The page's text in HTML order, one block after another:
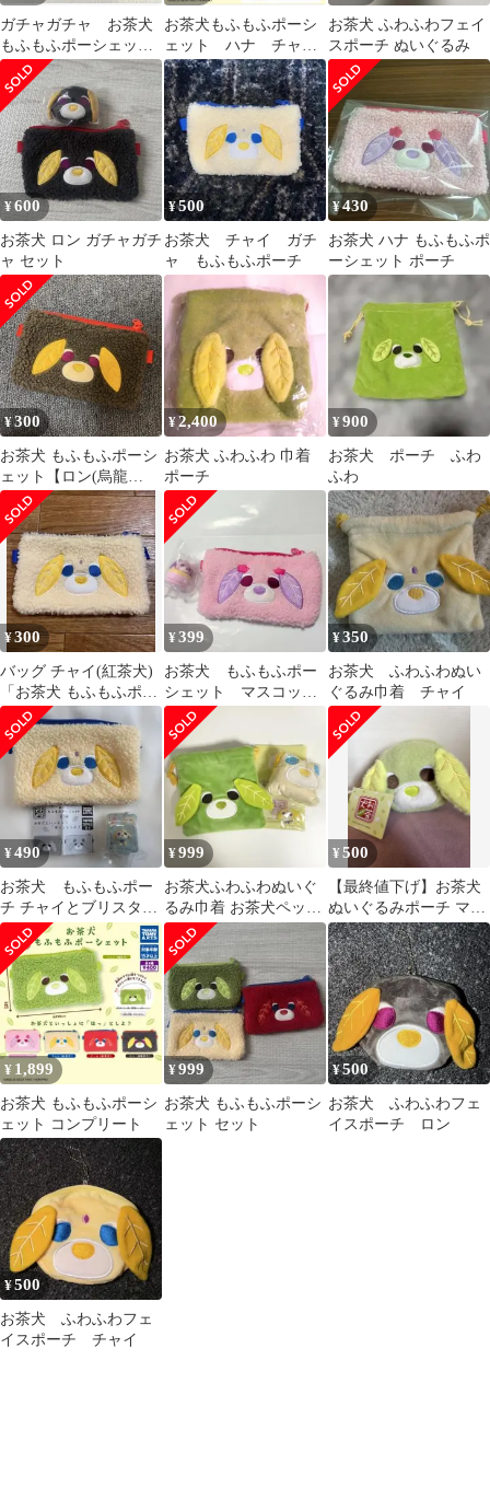
ガチャガチャ お茶犬
もふもふポーシェッ
ト アール＆チャイ
お茶犬もふもふポーシ
ェット ハナ チャイ
2点セット
お茶犬 ふわふわフェイ
スポーチ ぬいぐるみ
¥600
お茶犬 ロン ガチャガチ
ャ セット
¥500
お茶犬 チャイ ガチ
ャ もふもふポーチ
¥430
お茶犬 ハナ もふもふポ
ーシェット ポーチ
¥300
お茶犬 もふもふポーシ
ェット【ロン(烏龍
犬)】
¥2,400
お茶犬 ふわふわ 巾着
ポーチ
¥900
お茶犬 ポーチ ふわ
ふわ
¥300
バッグ チャイ(紅茶犬)
「お茶犬 もふもふポー
シェット」
¥399
お茶犬 もふもふポー
シェット マスコッ
ト ハナ
¥350
お茶犬 ふわふわぬい
ぐるみ巾着 チャイ
¥490
お茶犬 もふもふポー
チ チャイとブリスター
チャームのセット
¥999
お茶犬ふわふわぬいぐ
るみ巾着 お茶犬ペット
ボトル用ミニポーチ
¥500
【最終値下げ】お茶犬
ぬいぐるみポーチ マス
コット ふわふわ 新品
¥ 1,899
お茶犬 もふもふポーシ
ェット コンプリート
¥999
お茶犬 もふもふポーシ
ェット セット
¥500
お茶犬 ふわふわフェ
イスポーチ ロン
¥500
お茶犬 ふわふわフェ
イスポーチ チャイ